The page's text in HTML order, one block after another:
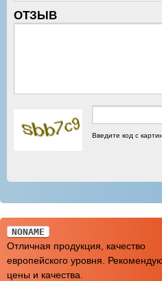
ОТЗЫВ
Введите код с
NONAME
Отличная продукция, качество
европейского уровня.
цены и качества.